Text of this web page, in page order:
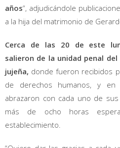
años“, adjudicándole
a la hija del matrimonio de
Cerca de las 20 de este
salieron de la unidad penal
jujeña, donde fueron recibidos
de derechos humanos, y
abrazaron con cada uno de
más de ocho horas
establecimiento.